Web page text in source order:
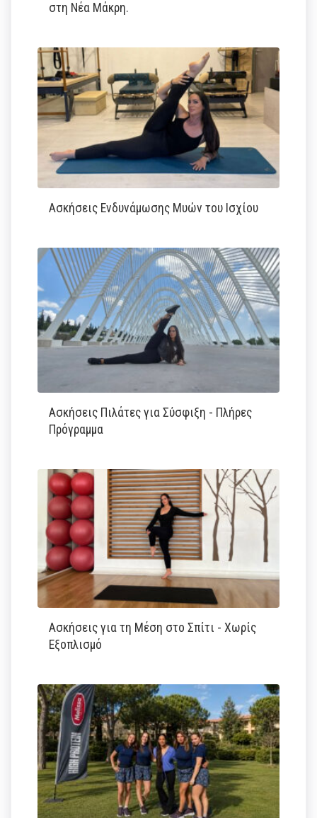
στη Νέα Μάκρη.
Ασκήσεις Ενδυνάμωσης Μυών του Ισχίου
Ασκήσεις Πιλάτες για Σύσφιξη - Πλήρες
Πρόγραμμα
Ασκήσεις για τη Μέση στο Σπίτι - Χωρίς
Εξοπλισμό